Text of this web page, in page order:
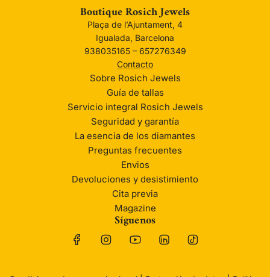
Boutique Rosich Jewels
Plaça de l’Ajuntament, 4
Igualada, Barcelona
938035165 – 657276349
Contacto
Sobre Rosich Jewels
Guía de tallas
Servicio integral Rosich Jewels
Seguridad y garantía
La esencia de los diamantes
Preguntas frecuentes
Envios
Devoluciones y desistimiento
Cita previa
Magazine
Síguenos